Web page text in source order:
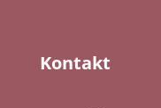
Kontakt